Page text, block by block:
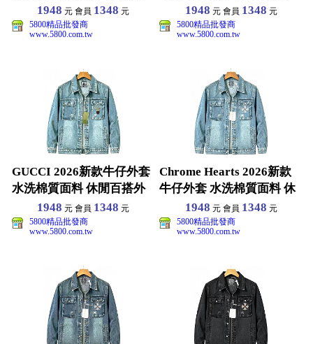
套 男女同款
1948 元 會員 1348 元
5800精品批發商
www.5800.com.tw
套 男女同款
1948 元 會員 1348 元
5800精品批發商
www.5800.com.tw
GUCCI 2026新款牛仔外套
水洗棉質面料 休閒百搭外
套 男女同款
1948 元 會員 1348 元
5800精品批發商
www.5800.com.tw
Chrome Hearts 2026新款
牛仔外套 水洗棉質面料 休
1948 元 會員 1348 元
5800精品批發商
www.5800.com.tw